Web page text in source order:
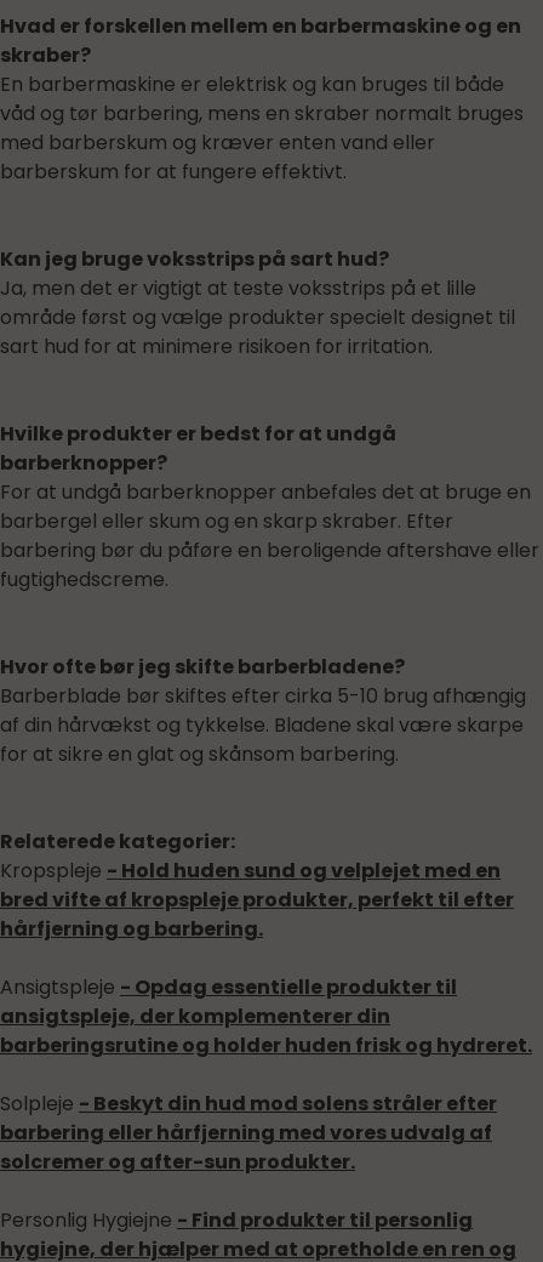
Hvad er forskellen mellem en barbermaskine og en
skraber?
En barbermaskine er elektrisk og kan bruges til både
våd og tør barbering, mens en skraber normalt bruges
med barberskum og kræver enten vand eller
barberskum for at fungere effektivt.
Kan jeg bruge voksstrips på sart hud?
Ja, men det er vigtigt at teste voksstrips på et lille
område først og vælge produkter specielt designet til
sart hud for at minimere risikoen for irritation.
Hvilke produkter er bedst for at undgå
barberknopper?
For at undgå barberknopper anbefales det at bruge en
barbergel eller skum og en skarp skraber. Efter
barbering bør du påføre en beroligende aftershave eller
fugtighedscreme.
Hvor ofte bør jeg skifte barberbladene?
Barberblade bør skiftes efter cirka 5-10 brug afhængig
af din hårvækst og tykkelse. Bladene skal være skarpe
for at sikre en glat og skånsom barbering.
Relaterede kategorier:
Kropspleje - Hold huden sund og velplejet med en
bred vifte af kropspleje produkter, perfekt til efter
hårfjerning og barbering.
Ansigtspleje - Opdag essentielle produkter til
ansigtspleje, der komplementerer din
barberingsrutine og holder huden frisk og hydreret.
Solpleje - Beskyt din hud mod solens stråler efter
barbering eller hårfjerning med vores udvalg af
solcremer og after-sun produkter.
Personlig Hygiejne - Find produkter til personlig
hygiejne, der hjælper med at opretholde en ren og